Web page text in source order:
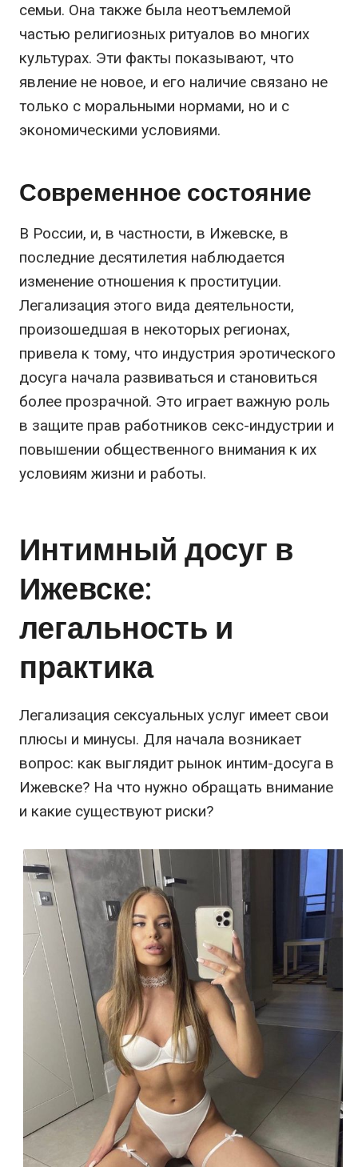
семьи. Она также была неотъемлемой
частью религиозных ритуалов во многих
культурах. Эти факты показывают, что
явление не новое, и его наличие связано не
только с моральными нормами, но и с
экономическими условиями.
Современное состояние
В России, и, в частности, в Ижевске, в
последние десятилетия наблюдается
изменение отношения к проституции.
Легализация этого вида деятельности,
произошедшая в некоторых регионах,
привела к тому, что индустрия эротического
досуга начала развиваться и становиться
более прозрачной. Это играет важную роль
в защите прав работников секс-индустрии и
повышении общественного внимания к их
условиям жизни и работы.
Интимный досуг в
Ижевске:
легальность и
практика
Легализация сексуальных услуг имеет свои
плюсы и минусы. Для начала возникает
вопрос: как выглядит рынок интим-досуга в
Ижевске? На что нужно обращать внимание
и какие существуют риски?